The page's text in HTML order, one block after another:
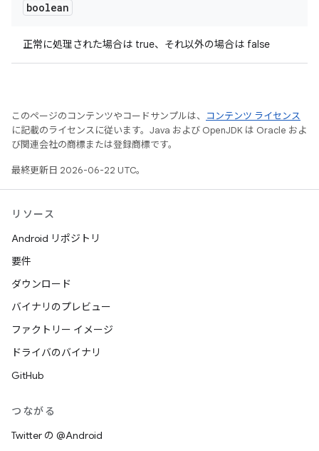
boolean
正常に処理された場合は true、それ以外の場合は false
このページのコンテンツやコードサンプルは、
コンテンツ ライセンス
に記載のライセンスに従います。Java および OpenJDK は Oracle およ
び関連会社の商標または登録商標です。
最終更新日 2026-06-22 UTC。
リソース
Android リポジトリ
要件
ダウンロード
バイナリのプレビュー
ファクトリー イメージ
ドライバのバイナリ
GitHub
つながる
Twitter の @Android